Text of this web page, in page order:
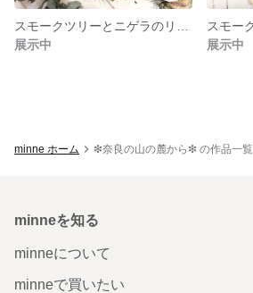
展示中
展示中
minne ホーム ❇︎奈良の山の麓から❇︎ の作品一覧
minneを知る
minneについて
minneで買いたい